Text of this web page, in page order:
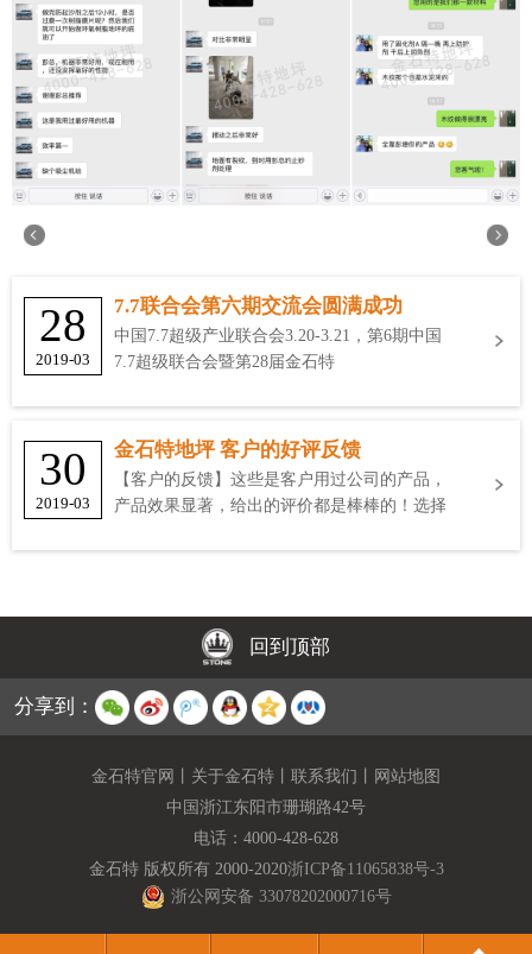
28
2019-03
7.7联合会第六期交流会圆满成功
中国7.7超级产业联合会3.20-3.21，第6期中国
7.7超级联合会暨第28届金石特
30
2019-03
金石特地坪 客户的好评反馈
【客户的反馈】这些是客户用过公司的产品，
产品效果显著，给出的评价都是棒棒的！选择
回到顶部
分享到：
金石特官网 关于金石特 联系我们
网站地图
中国浙江东阳市珊瑚路42号
电话： 4000-428-628
金石特 版权所有 2000-2020浙ICP备11065838号-3
浙公网安备 33078202000716号